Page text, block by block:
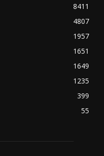
8411
4807
1957
1651
1649
1235
399
55